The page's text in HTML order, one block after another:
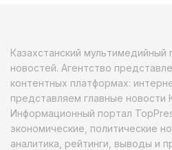
Казахстанский мультимедийный
новостей. Агентство
контентных платформах:
представляем главные новости
Информационный портал
экономические, политические
аналитика, рейтинги, выводы и